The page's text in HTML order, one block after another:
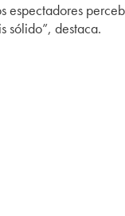
sólido”, destaca.